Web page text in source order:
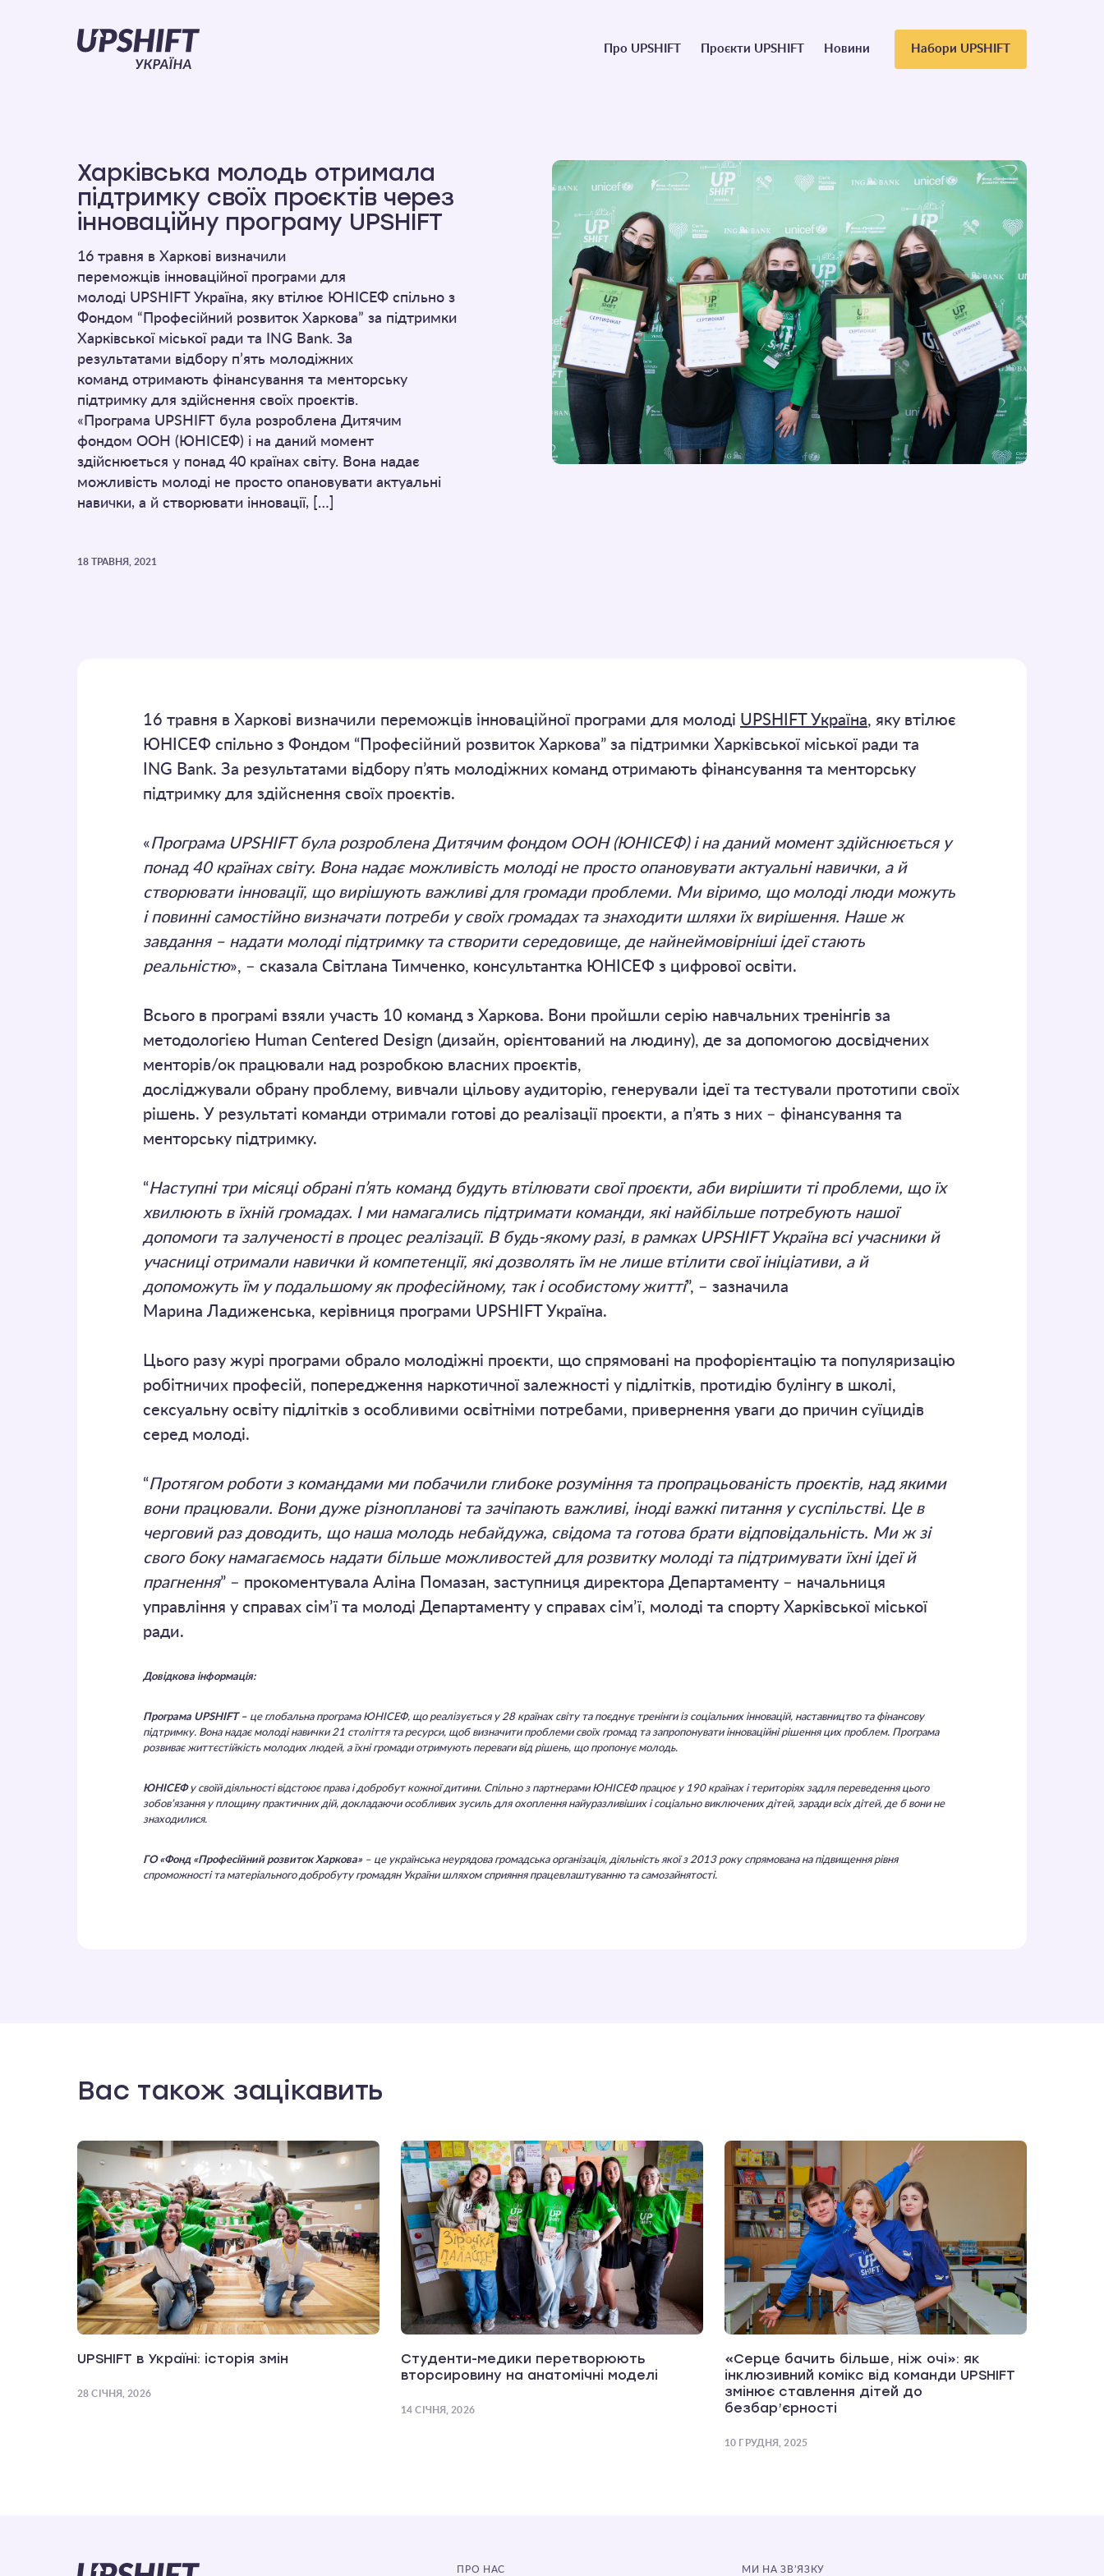
Upshift
Головне
Про UPSHIFT Проєкти UPSHIFT Новини Набори UPSHIFT
Харківська молодь отримала
підтримку своїх проєктів через
інноваційну програму UPSHIFT
16 травня в Харкові визначили
переможців інноваційної програми для
молоді UPSHIFT Україна, яку втілює ЮНІСЕФ спільно з
Фондом “Професійний розвиток Харкова” за підтримки
Харківської міської ради та ING Bank. За
результатами відбору п’ять молодіжних
команд отримають фінансування та менторську
підтримку для здійснення своїх проєктів.
«Програма UPSHIFT була розроблена Дитячим
фондом ООН (ЮНІСЕФ) і на даний момент
здійснюється у понад 40 країнах світу. Вона надає
можливість молоді не просто опановувати актуальні
навички, а й створювати інновації, […]
18 ТРАВНЯ, 2021
16 травня в Харкові визначили переможців інноваційної програми для молоді UPSHIFT Україна, яку втілює
ЮНІСЕФ спільно з Фондом “Професійний розвиток Харкова” за підтримки Харківської міської ради та
ING Bank. За результатами відбору п’ять молодіжних команд отримають фінансування та менторську
підтримку для здійснення своїх проєктів.
«Програма UPSHIFT була розроблена Дитячим фондом ООН (ЮНІСЕФ) і на даний момент здійснюється у
понад 40 країнах світу. Вона надає можливість молоді не просто опановувати актуальні навички, а й
створювати інновації, що вирішують важливі для громади проблеми. Ми віримо, що молоді люди можуть
і повинні самостійно визначати потреби у своїх громадах та знаходити шляхи їх вирішення. Наше ж
завдання – надати молоді підтримку та створити середовище, де найнеймовірніші ідеї стають
реальністю», – сказала Світлана Тимченко, консультантка ЮНІСЕФ з цифрової освіти.
Всього в програмі взяли участь 10 команд з Харкова. Вони пройшли серію навчальних тренінгів за
методологією Human Centered Design (дизайн, орієнтований на людину), де за допомогою досвідчених
менторів/ок працювали над розробкою власних проєктів,
досліджували обрану проблему, вивчали цільову аудиторію, генерували ідеї та тестували прототипи своїх
рішень. У результаті команди отримали готові до реалізації проєкти, а п’ять з них – фінансування та
менторську підтримку.
“Наступні три місяці обрані п’ять команд будуть втілювати свої проєкти, аби вирішити ті проблеми, що їх
хвилюють в їхній громадах. І ми намагались підтримати команди, які найбільше потребують нашої
допомоги та залученості в процес реалізації. В будь-якому разі, в рамках UPSHIFT Україна всі учасники й
учасниці отримали навички й компетенції, які дозволять їм не лише втілити свої ініціативи, а й
допоможуть їм у подальшому як професійному, так і особистому житті”, – зазначила
Марина Ладиженська, керівниця програми UPSHIFT Україна.
Цього разу журі програми обрало молодіжні проєкти, що спрямовані на профорієнтацію та популяризацію
робітничих професій, попередження наркотичної залежності у підлітків, протидію булінгу в школі,
сексуальну освіту підлітків з особливими освітніми потребами, привернення уваги до причин суїцидів
серед молоді.
“Протягом роботи з командами ми побачили глибоке розуміння та пропрацьованість проєктів, над якими
вони працювали. Вони дуже різнопланові та зачіпають важливі, іноді важкі питання у суспільстві. Це в
черговий раз доводить, що наша молодь небайдужа, свідома та готова брати відповідальність. Ми ж зі
свого боку намагаємось надати більше можливостей для розвитку молоді та підтримувати їхні ідеї й
прагнення” – прокоментувала Аліна Помазан, заступниця директора Департаменту – начальниця
управління у справах сім’ї та молоді Департаменту у справах сім’ї, молоді та спорту Харківської міської
ради.
Довідкова інформація:
Програма UPSHIFT – це глобальна програма ЮНІСЕФ, що реалізується у 28 країнах світу та поєднує тренінги із соціальних інновацій, наставництво та фінансову
підтримку. Вона надає молоді навички 21 століття та ресурси, щоб визначити проблеми своїх громад та запропонувати інноваційні рішення цих проблем. Програма
розвиває життєстійкість молодих людей, а їхні громади отримують переваги від рішень, що пропонує молодь.
ЮНІСЕФу своїй діяльності відстоює права і добробут кожної дитини. Спільно з партнерами ЮНІСЕФ працює у 190 країнах і територіях задля переведення цього
зобов’язання у площину практичних дій, докладаючи особливих зусиль для охоплення найуразливіших і соціально виключених дітей, заради всіх дітей, де б вони не
знаходилися.
ГО «Фонд «Професійний розвиток Харкова»– це українська неурядова громадська організація, діяльність якої з 2013 року спрямована на підвищення рівня
спроможності та матеріального добробуту громадян України шляхом сприяння працевлаштуванню та самозайнятості.
Вас також зацікавить
UPSHIFT в Україні: історія змін
28 СІЧНЯ, 2026
Студенти-медики перетворюють
вторсировину на анатомічні моделі
14 СІЧНЯ, 2026
«Серце бачить більше, ніж очі»: як
інклюзивний комікс від команди UPSHIFT
змінює ставлення дітей до
безбар’єрності
10 ГРУДНЯ, 2025
ПРО НАС МИ НА ЗВ’ЯЗКУ